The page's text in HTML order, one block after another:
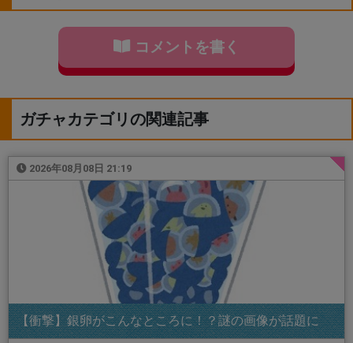
コメントを書く
ガチャカテゴリの関連記事
2026年08月08日 21:19
【衝撃】銀卵がこんなところに！？謎の画像が話題に